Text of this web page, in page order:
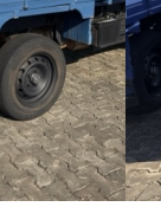
de
parceiros de
de acordo